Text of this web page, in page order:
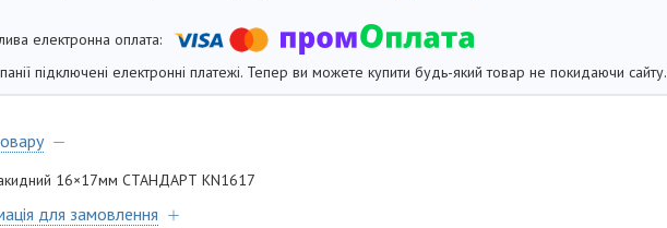
підключені електронні платежі. Тепер ви можете купити будь-який товар не покидаючи сайту.
16×17мм СТАНДАРТ KN1617
для замовлення